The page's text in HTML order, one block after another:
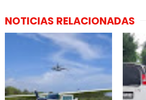
NOTICIAS RELACIONADAS